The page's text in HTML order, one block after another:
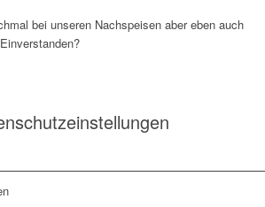
bei unseren Nachspeisen aber eben auch